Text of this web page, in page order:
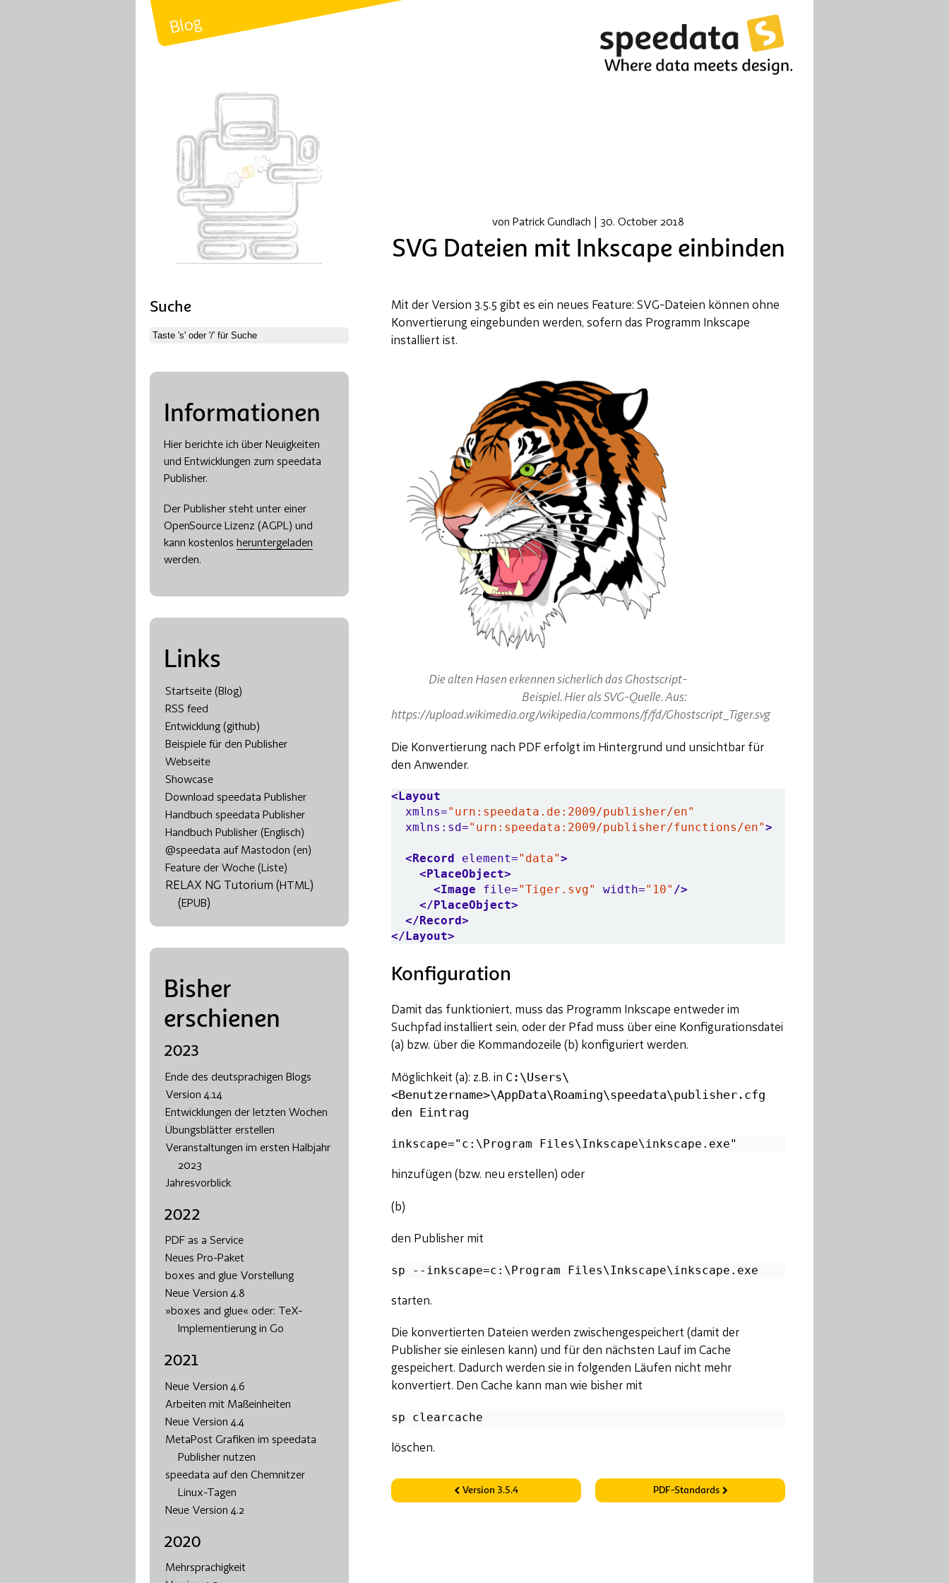
Blog
Suche
Informationen
Hier berichte ich über Neuigkeiten
und Entwicklungen zum speedata
Publisher.
Der Publisher steht unter einer
OpenSource Lizenz (AGPL) und
kann kostenlos heruntergeladen
werden.
Links
Startseite (Blog)
RSS feed
Entwicklung (github)
Beispiele für den Publisher
Webseite
Showcase
Download speedata Publisher
Handbuch speedata Publisher
Handbuch Publisher (Englisch)
@speedata auf Mastodon (en)
Feature der Woche (Liste)
RELAX NG Tutorium (HTML)
(EPUB)
Bisher
erschienen
2023
Ende des deutsprachigen Blogs
Version 4.14
Entwicklungen der letzten Wochen
Übungsblätter erstellen
Veranstaltungen im ersten Halbjahr
2023
Jahresvorblick
2022
PDF as a Service
Neues Pro-Paket
boxes and glue Vorstellung
Neue Version 4.8
»boxes and glue« oder: TeX-
Implementierung in Go
2021
Neue Version 4.6
Arbeiten mit Maßeinheiten
Neue Version 4.4
MetaPost Grafiken im speedata
Publisher nutzen
speedata auf den Chemnitzer
Linux-Tagen
Neue Version 4.2
2020
Mehrsprachigkeit
von Patrick Gundlach 30. October 2018
SVG Dateien mit Inkscape einbinden
Mit der Version 3.5.5 gibt es ein neues Feature: SVG-Dateien können ohne
Konvertierung eingebunden werden, sofern das Programm Inkscape
installiert ist.
Die alten Hasen erkennen sicherlich das Ghostscript-
Beispiel. Hier als SVG-Quelle. Aus:
https://upload.wikimedia.org/wikipedia/commons/f/fd/Ghostscript_Tiger.svg
Die Konvertierung nach PDF erfolgt im Hintergrund und unsichtbar für
den Anwender.
<Layout
xmlns="urn:speedata.de:2009/publisher/en"
xmlns:sd="urn:speedata:2009/publisher/functions/en">
<Record element="data">
<PlaceObject>
<Image
file="Tiger.svg" width="10" />
</PlaceObject>
</Record>
</Layout>
Konfiguration
Damit das funktioniert, muss das Programm Inkscape entweder im
Suchpfad installiert sein, oder der Pfad muss über eine Konfigurationsdatei
(a) bzw. über die Kommandozeile (b) konfiguriert werden.
Möglichkeit (a): z.B. in C:\Users\
<Benutzername>\AppData\Roaming\speedata\publisher.cfg
den Eintrag
hinzufügen (bzw. neu erstellen) oder
(b)
den Publisher mit
starten.
Die konvertierten Dateien werden zwischengespeichert (damit der
Publisher sie einlesen kann) und für den nächsten Lauf im Cache
gespeichert. Dadurch werden sie in folgenden Läufen nicht mehr
konvertiert. Den Cache kann man wie bisher mit
löschen.
Version 3.5.4 PDF-Standards